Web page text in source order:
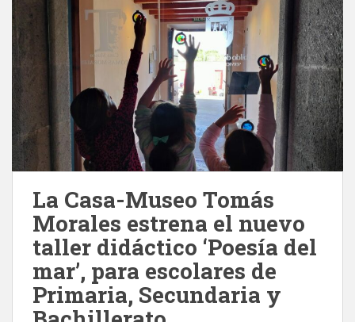
La Casa-Museo Tomás
Morales estrena el nuevo
taller didáctico ‘Poesía del
mar’, para escolares de
Primaria, Secundaria y